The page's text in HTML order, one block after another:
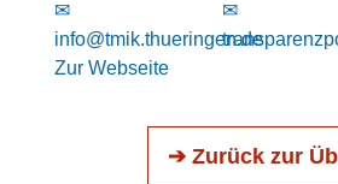
✉
info@tmik.thueringen.de
Zur Webseite
✉
➔ Zurück zur